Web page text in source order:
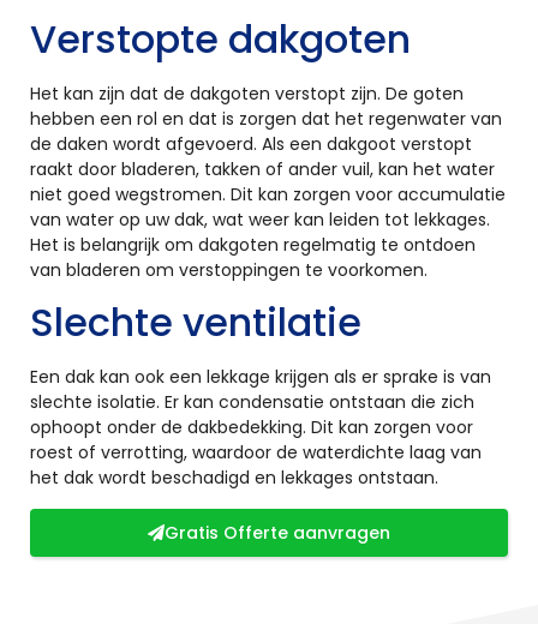
Verstopte dakgoten
Het kan zijn dat de dakgoten verstopt zijn. De goten
hebben een rol en dat is zorgen dat het regenwater van
de daken wordt afgevoerd. Als een dakgoot verstopt
raakt door bladeren, takken of ander vuil, kan het water
niet goed wegstromen. Dit kan zorgen voor accumulatie
van water op uw dak, wat weer kan leiden tot lekkages.
Het is belangrijk om dakgoten regelmatig te ontdoen
van bladeren om verstoppingen te voorkomen.
Slechte ventilatie
Een dak kan ook een lekkage krijgen als er sprake is van
slechte isolatie. Er kan condensatie ontstaan die zich
ophoopt onder de dakbedekking. Dit kan zorgen voor
roest of verrotting, waardoor de waterdichte laag van
het dak wordt beschadigd en lekkages ontstaan.
Gratis Offerte aanvragen